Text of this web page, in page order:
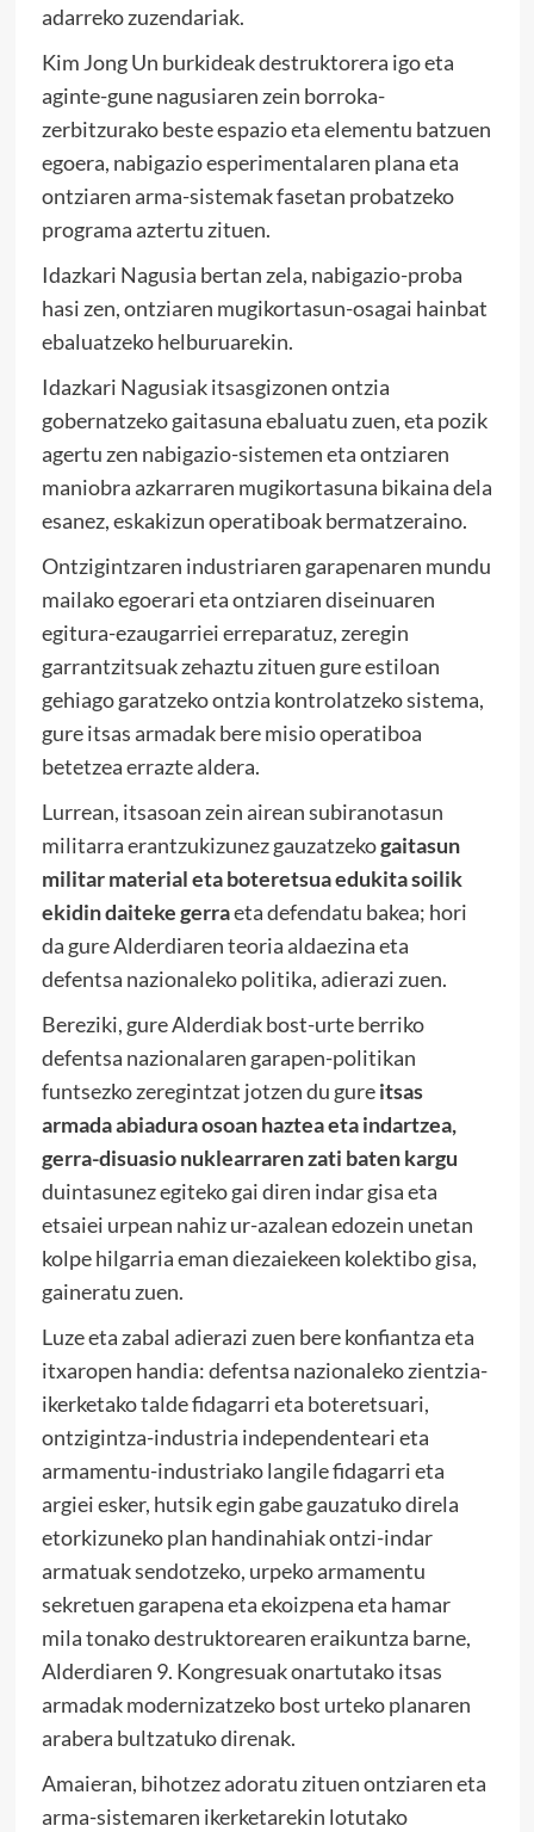
adarreko zuzendariak.
Kim Jong Un burkideak destruktorera igo eta
aginte-gune nagusiaren zein borroka-
zerbitzurako beste espazio eta elementu batzuen
egoera, nabigazio esperimentalaren plana eta
ontziaren arma-sistemak fasetan probatzeko
programa aztertu zituen.
Idazkari Nagusia bertan zela, nabigazio-proba
hasi zen, ontziaren mugikortasun-osagai hainbat
ebaluatzeko helburuarekin.
Idazkari Nagusiak itsasgizonen ontzia
gobernatzeko gaitasuna ebaluatu zuen, eta pozik
agertu zen nabigazio-sistemen eta ontziaren
maniobra azkarraren mugikortasuna bikaina dela
esanez, eskakizun operatiboak bermatzeraino.
Ontzigintzaren industriaren garapenaren mundu
mailako egoerari eta ontziaren diseinuaren
egitura-ezaugarriei erreparatuz, zeregin
garrantzitsuak zehaztu zituen gure estiloan
gehiago garatzeko ontzia kontrolatzeko sistema,
gure itsas armadak bere misio operatiboa
betetzea errazte aldera.
Lurrean, itsasoan zein airean subiranotasun
militarra erantzukizunez gauzatzekogaitasun
militar material eta boteretsua edukita soilik
ekidin daiteke gerraeta defendatu bakea; hori
da gure Alderdiaren teoria aldaezina eta
defentsa nazionaleko politika, adierazi zuen.
Bereziki, gure Alderdiak bost-urte berriko
defentsa nazionalaren garapen-politikan
funtsezko zeregintzat jotzen du gureitsas
armada abiadura osoan haztea eta indartzea,
gerra-disuasio nuklearraren zati baten kargu
duintasunez egiteko gai diren indar gisa eta
etsaiei urpean nahiz ur-azalean edozein unetan
kolpe hilgarria eman diezaiekeen kolektibo gisa,
gaineratu zuen.
Luze eta zabal adierazi zuen bere konfiantza eta
itxaropen handia: defentsa nazionaleko zientzia-
ikerketako talde fidagarri eta boteretsuari,
ontzigintza-industria independenteari eta
armamentu-industriako langile fidagarri eta
argiei esker, hutsik egin gabe gauzatuko direla
etorkizuneko plan handinahiak ontzi-indar
armatuak sendotzeko, urpeko armamentu
sekretuen garapena eta ekoizpena eta hamar
mila tonako destruktorearen eraikuntza barne,
Alderdiaren 9. Kongresuak onartutako itsas
armadak modernizatzeko bost urteko planaren
arabera bultzatuko direnak.
Amaieran, bihotzez adoratu zituen ontziaren eta
arma-sistemaren ikerketarekin lotutako